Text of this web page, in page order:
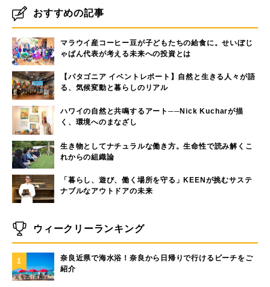
おすすめの記事
マラウイ産コーヒー豆が子どもたちの給食に。せいぼじ
ゃぱん代表が考える未来への投資とは
【パタゴニア イベントレポート】自然と生きる人々が語
る、気候変動と暮らしのリアル
ハワイの自然と共鳴するアート──Nick Kucharが描
く、環境へのまなざし
生き物としてナチュラルな働き方。生命性で読み解くこ
れからの組織論
「暮らし、遊び、働く場所を守る」KEENが挑むサステ
ナブルなアウトドアの未来
ウィークリーランキング
1
奈良近県で海水浴！奈良から日帰りで行けるビーチをご
紹介